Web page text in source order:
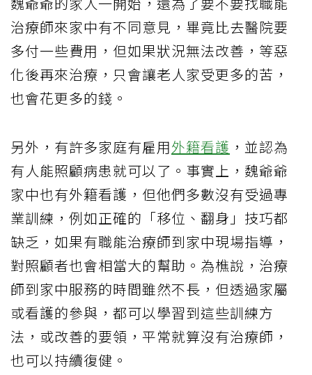
治療師來家中有不同意見，畢竟比去醫院要
多付一些費用，但如果狀況無法改善，等惡
化後再來治療，只會讓老人家受更多的苦，
也會花更多的錢。
另外，有許多家庭有雇用外籍看護 ，並認為
有人能照顧病患就可以了。事實上，魏爺爺
家中也有外籍看護，但他們多數沒有受過專
業訓練，例如正確的「移位、翻身」技巧都
缺乏，如果有職能治療師到家中現場指導，
對照顧者也會相當大的幫助。為樵說，治療
師到家中服務的時間雖然不長，但透過家屬
或看護的參與，都可以學習到這些訓練方
法，或改善的要領，平常就算沒有治療師，
也可以持續復健。